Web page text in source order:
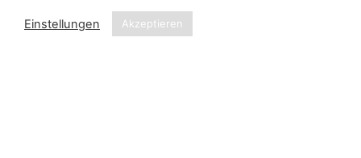
Einstellungen Akzeptieren